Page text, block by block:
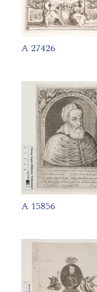
A 27426
A 15856